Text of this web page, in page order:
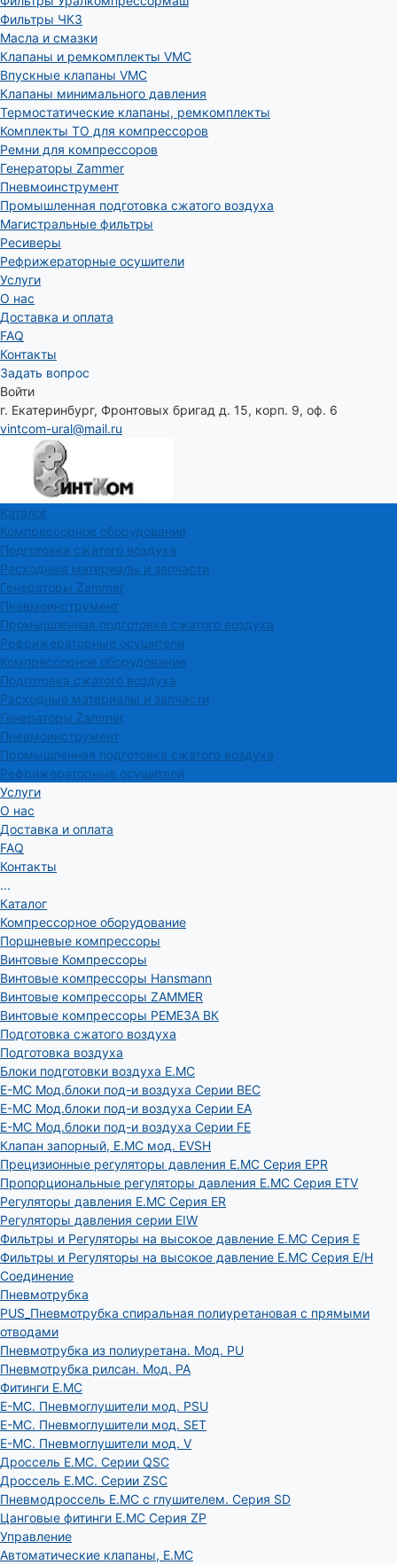
Фильтры ЧКЗ
Масла и смазки
Клапаны и ремкомплекты VMC
Впускные клапаны VMC
Клапаны минимального давления
Термостатические клапаны, ремкомплекты
Комплекты ТО для компрессоров
Ремни для компрессоров
Генераторы Zammer
Пневмоинструмент
Промышленная подготовка сжатого воздуха
Магистральные фильтры
Ресиверы
Рефрижераторные осушители
Услуги
О нас
Доставка и оплата
FAQ
Контакты
Задать вопрос
Войти
г. Екатеринбург, Фронтовых бригад д. 15, корп. 9, оф. 6
vintcom-ural@mail.ru
Каталог
Компрессорное оборудование
Подготовка сжатого воздуха
Расходные материалы и запчасти
Генераторы Zammer
Пневмоинструмент
Промышленная подготовка сжатого воздуха
Рефрижераторные осушители
Компрессорное оборудование
Подготовка сжатого воздуха
Расходные материалы и запчасти
Генераторы Zammer
Пневмоинструмент
Промышленная подготовка сжатого воздуха
Рефрижераторные осушители
Услуги
О нас
Доставка и оплата
FAQ
Контакты
...
Каталог
Компрессорное оборудование
Поршневые компрессоры
Винтовые Компрессоры
Винтовые компрессоры Hansmann
Винтовые компрессоры ZAMMER
Винтовые компрессоры РЕМЕЗА ВК
Подготовка сжатого воздуха
Подготовка воздуха
Блоки подготовки воздуха E.MC
E-MC Мод.блоки под-и воздуха Серии BEC
E-MC Мод.блоки под-и воздуха Серии EA
E-MC Мод.блоки под-и воздуха Серии FE
Клапан запорный, E.MC мод. EVSH
Прецизионные регуляторы давления E.MC Серия EPR
Пропорциональные регуляторы давления E.MC Серия ETV
Регуляторы давления E.MC Серия ER
Регуляторы давления серии EIW
Фильтры и Регуляторы на высокое давление E.MC Серия E
Фильтры и Регуляторы на высокое давление E.MC Серия E/H
Соединение
Пневмотрубка
PUS_Пневмотрубка спиральная полиуретановая с прямыми
отводами
Пневмотрубка из полиуретана. Мод. РU
Пневмотрубка рилсан. Мод. PA
Фитинги E.MC
E-MC. Пневмоглушители мод. PSU
E-MC. Пневмоглушители мод. SET
E-MC. Пневмоглушители мод. V
Дроссель E.MC. Серии QSC
Дроссель E.MC. Серии ZSC
Пневмодроссель E.MC с глушителем. Серия SD
Цанговые фитинги E.MC Серия ZP
Управление
Автоматические клапаны, Е.МС